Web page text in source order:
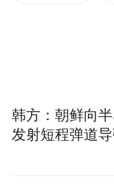
然
来
韩方：朝鲜向
发射短程弹道